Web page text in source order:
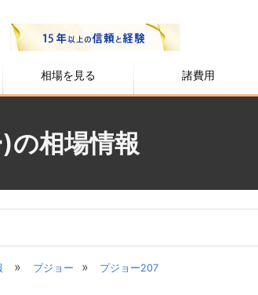
相場を見る 諸費用
の相場情報
» プジョー » プジョー207